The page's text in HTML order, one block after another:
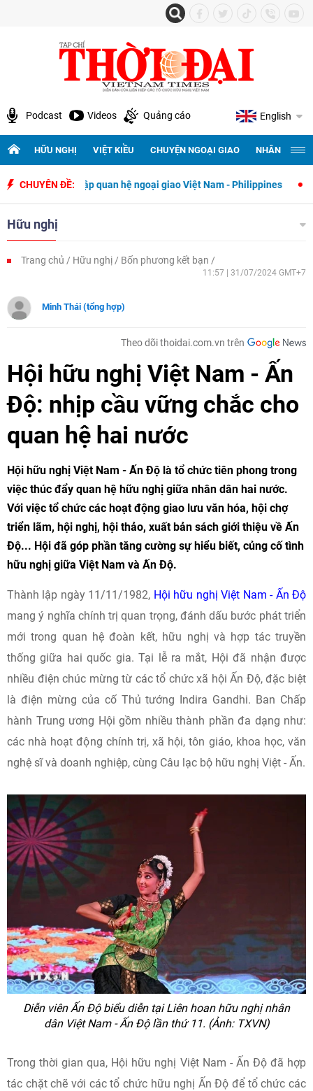
Podcast Videos Quảng cáo English
HỮU NGHỊ VIỆT KIỀU CHUYỆN NGOẠI GIAO NHÂN
CHUYÊN ĐỀ:
thiết lập quan hệ ngoại giao Việt Nam - Philippines 500 ngày
Hữu nghị
Trang chủ Hữu nghị Bốn phương kết bạn
11:57 | 31/07/2024 GMT+7
Minh Thái (tổng hợp)
Theo dõi thoidai.com.vn trên
Hội hữu nghị Việt Nam - Ấn
Độ: nhịp cầu vững chắc cho
quan hệ hai nước
Hội hữu nghị Việt Nam - Ấn Độ là tổ chức tiên phong trong
việc thúc đẩy quan hệ hữu nghị giữa nhân dân hai nước.
Với việc tổ chức các hoạt động giao lưu văn hóa, hội chợ
triển lãm, hội nghị, hội thảo, xuất bản sách giới thiệu về Ấn
Độ... Hội đã góp phần tăng cường sự hiểu biết, củng cố tình
hữu nghị giữa Việt Nam và Ấn Độ.
Thành lập ngày 11/11/1982, Hội hữu nghị Việt Nam - Ấn Độ
mang ý nghĩa chính trị quan trọng, đánh dấu bước phát triển
mới trong quan hệ đoàn kết, hữu nghị và hợp tác truyền
thống giữa hai quốc gia. Tại lễ ra mắt, Hội đã nhận được
nhiều điện chúc mừng từ các tổ chức xã hội Ấn Độ, đặc biệt
là điện mừng của cố Thủ tướng Indira Gandhi. Ban Chấp
hành Trung ương Hội gồm nhiều thành phần đa dạng như:
các nhà hoạt động chính trị, xã hội, tôn giáo, khoa học, văn
nghệ sĩ và doanh nghiệp, cùng Câu lạc bộ hữu nghị Việt - Ấn.
Diễn viên Ấn Độ biểu diễn tại Liên hoan hữu nghị nhân
dân Việt Nam - Ấn Độ lần thứ 11. (Ảnh: TXVN)
Trong thời gian qua, Hội hữu nghị Việt Nam - Ấn Độ đã hợp
tác chặt chẽ với các tổ chức hữu nghị Ấn Độ để tổ chức các